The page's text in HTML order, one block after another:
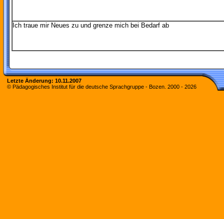
Ich traue mir Neues zu und grenze mich bei Bedarf ab
Letzte Änderung: 10.11.2007
© Pädagogisches Institut für die deutsche Sprachgruppe - Bozen. 2000 - 2026